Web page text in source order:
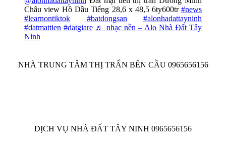
Châu view Hồ Dầu Tiếng 28,6 x 48,5 6ty600tr #news
#learnontiktok
#batdongsan
#alonhadattayninh
#datmattien #datgiare ♬ nhạc nền – Alo Nhà Đất Tây
Ninh
NHÀ TRUNG TÂM THỊ TRẤN BÊN CẦU 0965656156
DỊCH VỤ NHÀ ĐẤT TÂY NINH 0965656156